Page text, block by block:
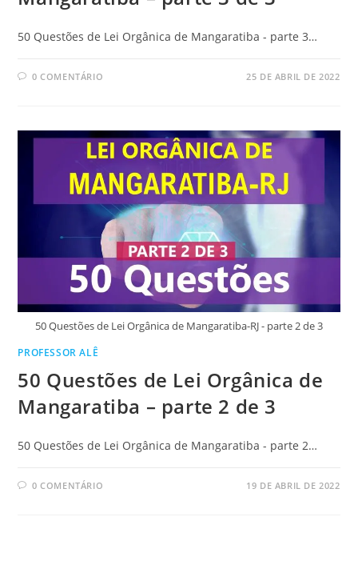
50 Questões de Lei Orgânica de Mangaratiba - parte 3…
0 COMENTÁRIO 25 DE ABRIL DE 2022
50 Questões de Lei Orgânica de Mangaratiba-RJ - parte 2 de 3
PROFESSOR ALÊ
50 Questões de Lei Orgânica de
Mangaratiba – parte 2 de 3
50 Questões de Lei Orgânica de Mangaratiba - parte 2…
0 COMENTÁRIO 19 DE ABRIL DE 2022